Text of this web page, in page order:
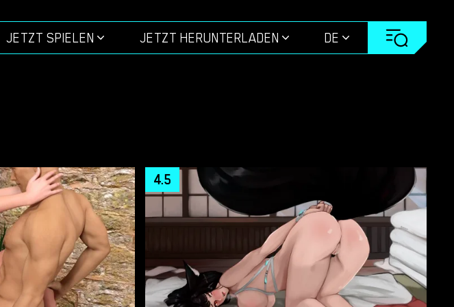
JETZT SPIELEN JETZT HERUNTERLADEN DE
4.5